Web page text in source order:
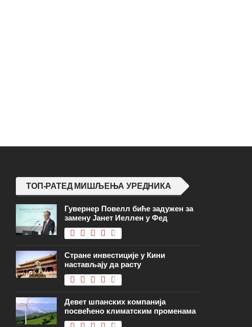
ТОП-РАТЕД МИШЉЕЊА УРЕДНИКА
Гувернер Повелл биће задужен за
замену Јанет Иеллен у Фед
Стране инвестиције у Кини
настављају да расту
Девет шпанских компанија
посвећено климатским променама